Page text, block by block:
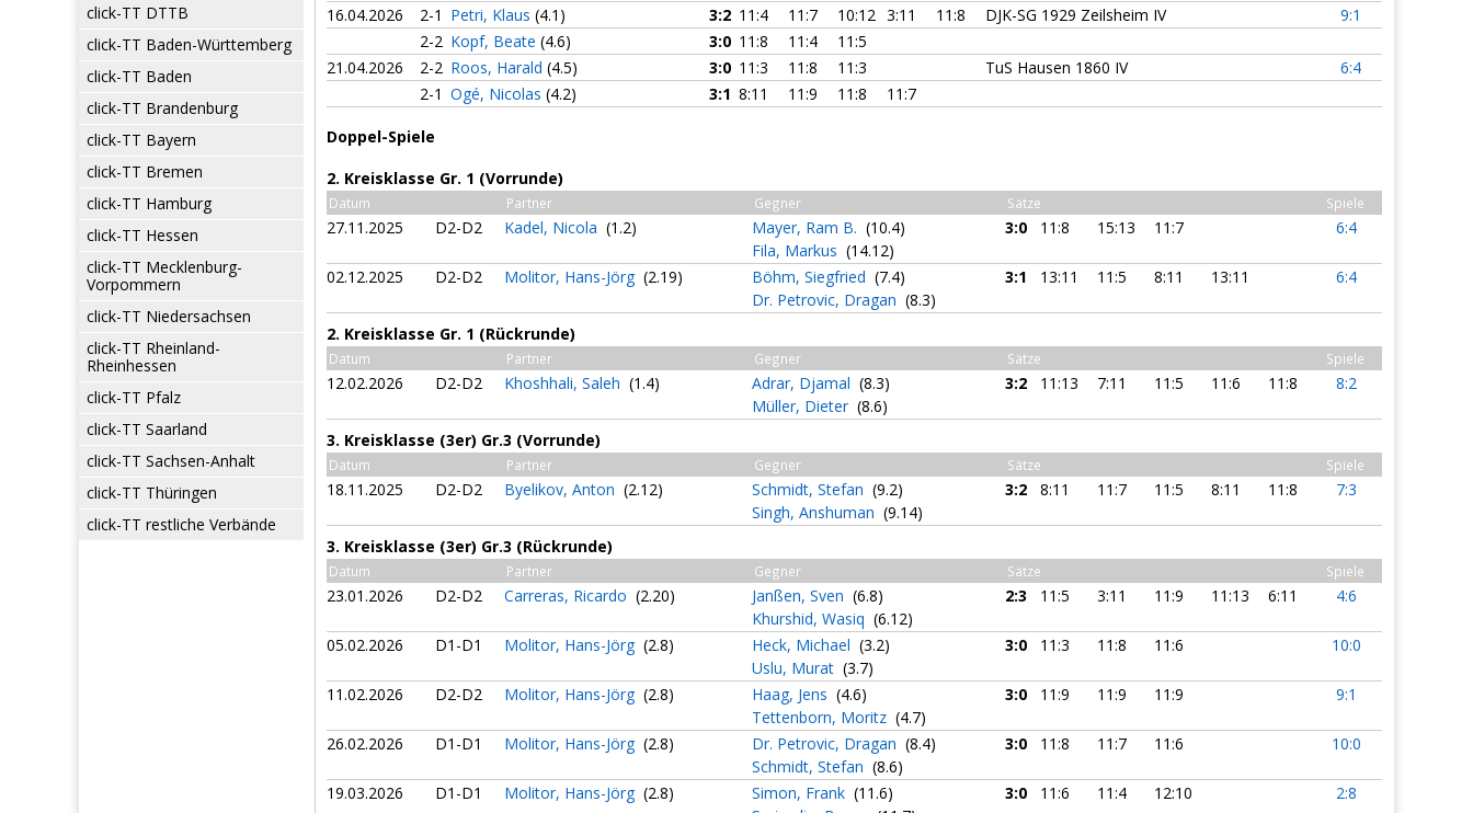
click-TT DTTB
click-TT Baden-Württemberg
click-TT Baden
click-TT Brandenburg
click-TT Bayern
click-TT Bremen
click-TT Hamburg
click-TT Hessen
click-TT Mecklenburg-
Vorpommern
click-TT Niedersachsen
click-TT Rheinland-
Rheinhessen
click-TT Pfalz
click-TT Saarland
click-TT Sachsen-Anhalt
click-TT Thüringen
click-TT restliche Verbände
16.04.2026
2-1 Petri, Klaus (4.1) 3:2 11:4 11:7 10:12 3:11 11:8 DJK-SG 1929 Zeilsheim IV
9:1
2-2 Kopf, Beate (4.6) 3:0 11:8 11:4
11:5
21.04.2026
2-2 Roos, Harald (4.5) 3:0 11:3 11:8 11:3 TuS Hausen 1860 IV
6:4
2-1 Ogé, Nicolas (4.2) 3:1 8:11 11:9 11:8 11:7
Doppel-Spiele
2. Kreisklasse Gr. 1 (Vorrunde)
Datum Partner Gegner Sätze Spiele
27.11.2025 D2-D2 Kadel, Nicola (1.2) Mayer, Ram B. (10.4)
Fila, Markus (14.12)
3:0 11:8 15:13 11:7 6:4
02.12.2025 D2-D2 Molitor, Hans-Jörg (2.19) Böhm, Siegfried (7.4)
Dr. Petrovic, Dragan (8.3)
3:1 13:11 11:5 8:11 13:11 6:4
2. Kreisklasse Gr. 1 (Rückrunde)
Datum Partner Gegner Sätze Spiele
12.02.2026 D2-D2 Khoshhali, Saleh (1.4) Adrar, Djamal (8.3)
Müller, Dieter (8.6)
3:2 11:13 7:11 11:5 11:6 11:8 8:2
3. Kreisklasse (3er) Gr.3 (Vorrunde)
Datum Partner Gegner Sätze Spiele
18.11.2025 D2-D2 Byelikov, Anton (2.12) Schmidt, Stefan (9.2)
Singh, Anshuman (9.14)
3:2 8:11 11:7 11:5 8:11 11:8 7:3
3. Kreisklasse (3er) Gr.3 (Rückrunde)
Datum Partner Gegner Sätze Spiele
23.01.2026 D2-D2 Carreras, Ricardo (2.20) Janßen, Sven (6.8)
Khurshid, Wasiq (6.12)
2:3 11:5 3:11 11:9 11:13 6:11 4:6
05.02.2026 D1-D1 Molitor, Hans-Jörg (2.8) Heck, Michael (3.2)
Uslu, Murat (3.7)
3:0 11:3 11:8 11:6 10:0
11.02.2026 D2-D2 Molitor, Hans-Jörg (2.8) Haag, Jens (4.6)
Tettenborn, Moritz (4.7)
3:0 11:9 11:9 11:9 9:1
26.02.2026 D1-D1 Molitor, Hans-Jörg (2.8) Dr. Petrovic, Dragan (8.4)
Schmidt, Stefan (8.6)
3:0 11:8 11:7 11:6 10:0
19.03.2026 D1-D1 Molitor, Hans-Jörg (2.8) Simon, Frank (11.6)
3:0 11:6 11:4 12:10 2:8